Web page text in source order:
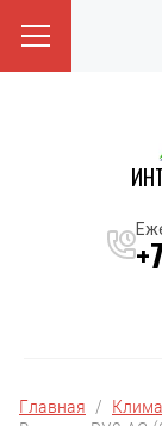
Главная
  /